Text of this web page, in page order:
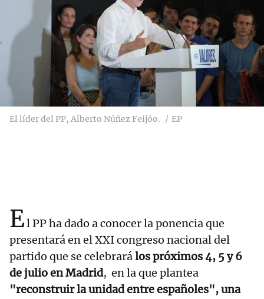
El líder del PP, Alberto Núñez Feijóo. EP
El PP ha dado a conocer la ponencia que
presentará en el XXI congreso nacional del
partido que se celebrarálos próximos 4, 5 y 6
de julio en Madrid, en la que plantea
"reconstruir la unidad entre españoles", una